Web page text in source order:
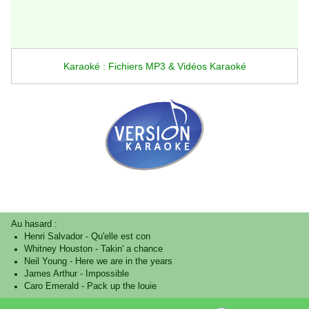
Karaoké : Fichiers MP3 & Vidéos Karaoké
Au hasard :
Henri Salvador- Qu'elle est con
Whitney Houston-
Takin' a chance
Neil Young- Here we are in the years
James Arthur-
Impossible
Caro Emerald - Pack up the louie